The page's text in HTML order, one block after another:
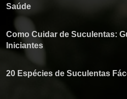
Saúde
Como Cuidar de Suculentas:
Iniciantes
20 Espécies de Suculentas